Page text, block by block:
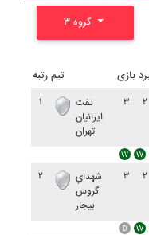
رتبه تیم بازی
۱
نفت
ايرانيان
تهران
۳ ۲
۲
شهداي
گروس
بيجار
۳ ۲